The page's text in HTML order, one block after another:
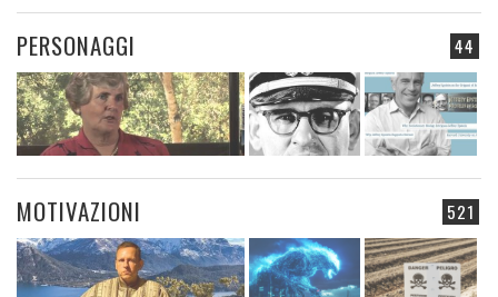
44
PERSONAGGI
521
MOTIVAZIONI